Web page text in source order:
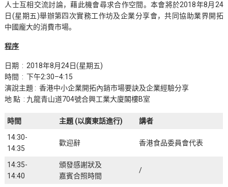
人士互相交流討論，藉此機會尋求合作空間。本會將於2018年8月24
日(星期五)舉辦第四次實務工作坊及企業分享會，共同協助業界開拓
中國龐大的消費市場。
程序
日期 : 2018年8月24日(星期五)
時間 : 下午2:30–4:15
演說主題 : 香港中小企業開拓內銷市場要訣及企業經驗分享
地 點 : 九龍青山道704號合興工業大廈閣樓B室
時間 主題 (以廣東話進行)
講者
14:30-
14:35
歡迎辭 香港食品委員會代表
14:35-
14:40
頒發感謝狀及
嘉賓合照時間
/